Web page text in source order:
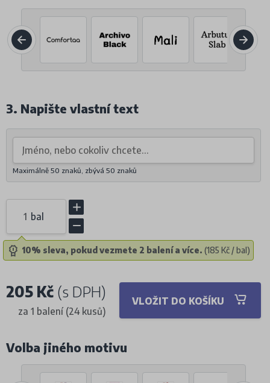
3. Napište vlastní text
Maximálně 50 znaků, zbývá 50 znaků
bal
10% sleva, pokud vezmete 2 balení a více. (185 Kč / bal)
205 Kč (s DPH)
za 1 balení (24 kusů)
VLOŽIT DO KOŠÍKU
Volba jiného motivu